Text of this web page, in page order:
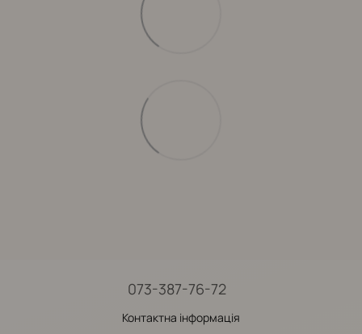
073-387-76-72
Контактна інформація